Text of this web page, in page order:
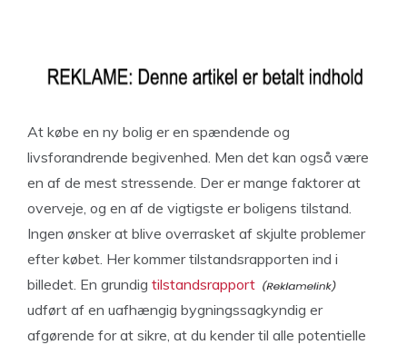
At købe en ny bolig er en spændende og
livsforandrende begivenhed. Men det kan også være
en af de mest stressende. Der er mange faktorer at
overveje, og en af de vigtigste er boligens tilstand.
Ingen ønsker at blive overrasket af skjulte problemer
efter købet. Her kommer tilstandsrapporten ind i
billedet. En grundig tilstandsrapport
udført af en uafhængig bygningssagkyndig er
afgørende for at sikre, at du kender til alle potentielle